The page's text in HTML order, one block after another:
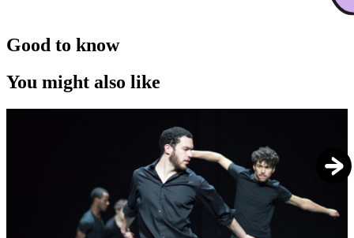
Good to know
You might also like